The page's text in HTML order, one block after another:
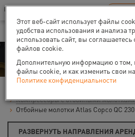
Ваш город:Архангельск
В Вашем регионе нет наших офисов
Аренда
Компрессоры с отбойными
Отбойные молотки Atlas Copco QC
РАЗВЕРНУТЬ НАПРАВЛЕНИЯ
Этот веб-сайт использует файлы
удобства использования и анализа
использовать сайт, вы
файлов cookie.
Дополнительную информацию о том,
файлы cookie, и как изменить свои
Политике конфиденциальности